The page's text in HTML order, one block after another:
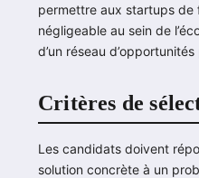
permettre aux startups de
négligeable au sein de
d’un réseau
Critères de
Les candidats doivent
solution concrète à un